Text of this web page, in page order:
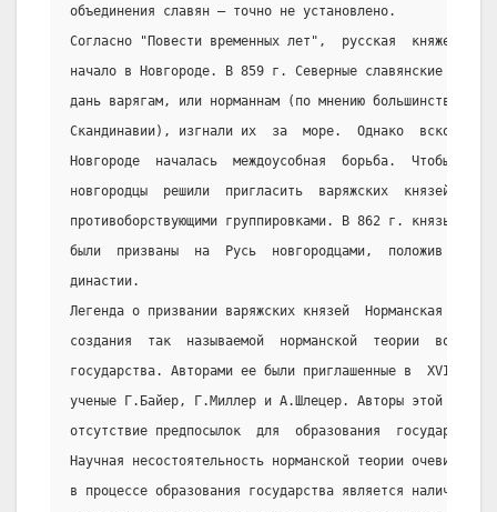
объединения славян — точно не установлено.
Согласно "Повести временных лет",  русская  княжеская
начало в Новгороде. В 859 г. Северные славянские
дань варягам, или норманнам (по мнению большинства
Скандинавии), изгнали их  за  море.  Однако  вскоре
Новгороде  началась  междоусобная  борьба.  Чтобы
новгородцы  решили  пригласить  варяжских  князей
противоборствующими группировками. В 862 г. князь
были  призваны  на  Русь  новгородцами,  положив
династии.
Легенда о призвании варяжских князей  Норманская
создания  так  называемой  норманской  теории
государства. Авторами ее были приглашенные в  XVIII
ученые Г.Байер, Г.Миллер и А.Шлецер. Авторы этой
отсутствие предпосылок  для  образования
Научная несостоятельность норманской теории очевидна,
в процессе образования государства является наличие